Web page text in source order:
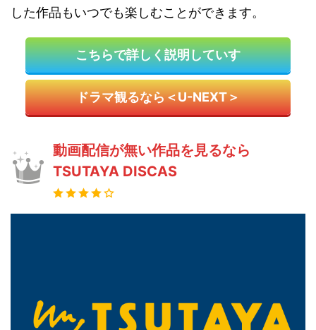
した作品もいつでも楽しむことができます。
こちらで詳しく説明していす
ドラマ観るなら＜U-NEXT＞
動画配信が無い作品を見るなら
TSUTAYA DISCAS